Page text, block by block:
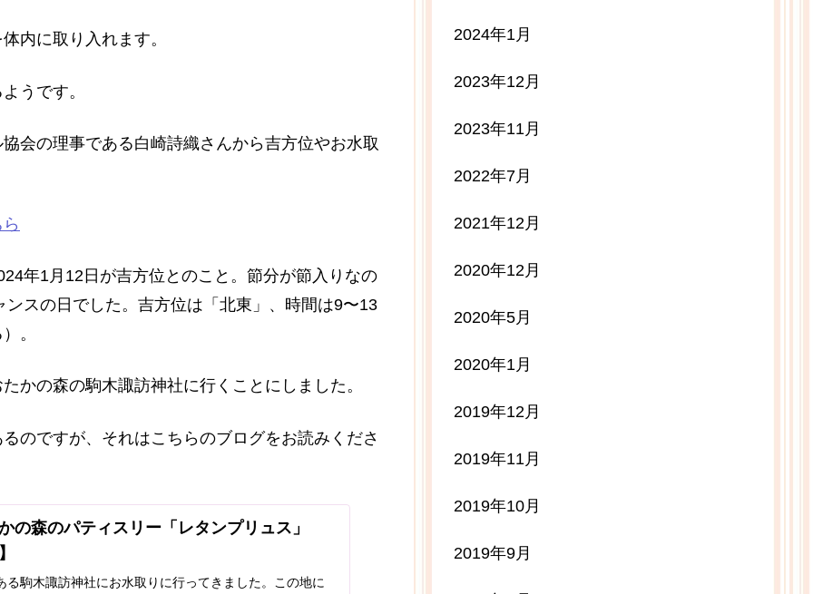
内に取り入れます。
うです。
会の理事である白崎詩織さんから吉方位やお水取
年1月12日が吉方位とのこと。節分が節入りなの
スの日でした。吉方位は「北東」、時間は9〜13
。
かの森の駒木諏訪神社に行くことにしました。
のですが、それはこちらのブログをお読みくださ
の森のパティスリー「レタンプリュス」
る駒木諏訪神社にお水取りに行ってきました。この地に
2024年1月
2023年12月
2023年11月
2022年7月
2021年12月
2020年12月
2020年5月
2020年1月
2019年12月
2019年11月
2019年10月
2019年9月